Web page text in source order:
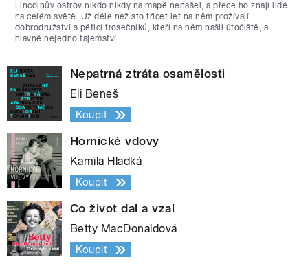
Lincolnův ostrov nikdo nikdy na mapě nenašel, a přece ho znají lidé
na celém světě. Už déle než sto třicet let na něm prožívají
dobrodružství s pěticí trosečníků, kteří na něm našli útočiště, a
hlavně nejedno tajemství.
Nepatrná ztráta osamělosti
Eli Beneš
Koupit
Hornické vdovy
Kamila Hladká
Koupit
Co život dal a vzal
Betty MacDonaldová
Koupit